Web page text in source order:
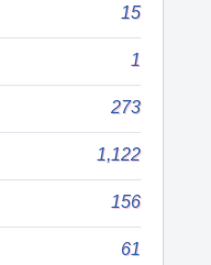
15
1
273
1,122
156
61